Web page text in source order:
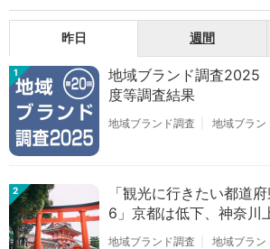
昨日 週間
1
地域ブランド調査2025
度等調査結果
地域ブランド調査 地域ブラ
2
「観光に行きたい都道
6」京都は低下、神奈川
地域ブランド調査 地域ブラ